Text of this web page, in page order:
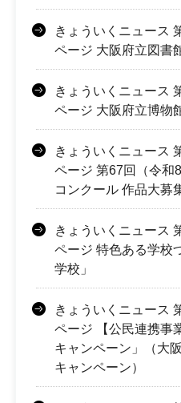
きょういくニュース
ページ 大阪府立図書
きょういくニュース
ページ 大阪府立博物
きょういくニュース
ページ 第67回（令和
コンクール 作品大募
きょういくニュース
ページ 特色ある学校
学校」
きょういくニュース
ページ 【公民連携事
キャンペーン」（大
キャンペーン）